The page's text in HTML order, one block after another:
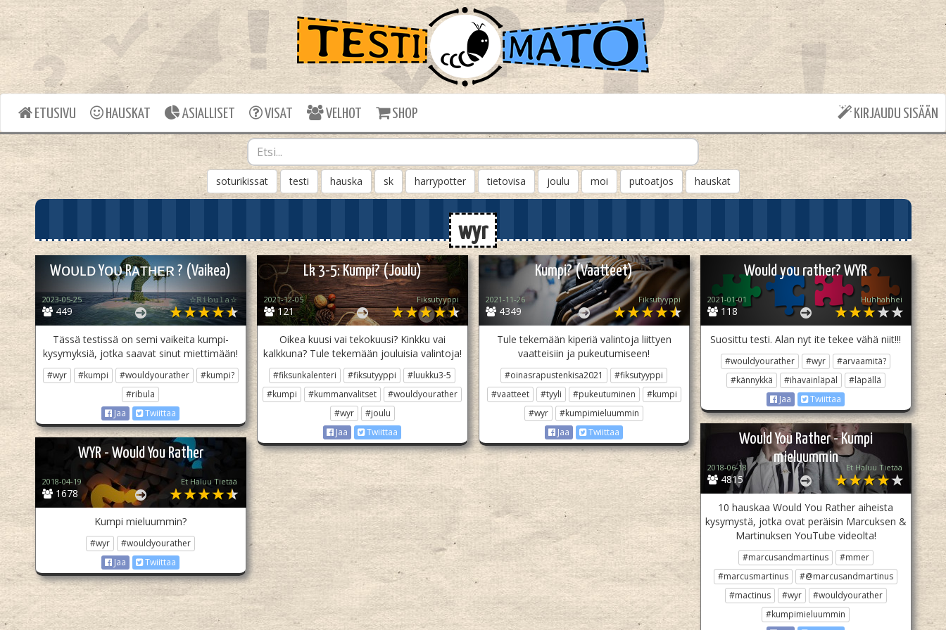
ETUSIVU HAUSKAT ASIALLISET VISAT VELHOT SHOP KIRJAUDU SISÄÄN
soturikissat testi hauska sk harrypotter tietovisa joulu moi putoatjos hauskat
wyr
Wᴏᴜʟᴅ Yᴏᴜ Rᴀᴛʜᴇʀ ? (Vaikea)
449
2023-05-25 ☆𝚁𝚒𝚋𝚞𝚕𝚊☆
Tässä testissä on semi vaikeita kumpi-
kysymyksiä, jotka saavat sinut miettimään!
#wyr #kumpi #wouldyourather
#kumpi?
#ribula
Jaa
Twiittaa
Lk 3-5: Kumpi? (Joulu)
121
2021-12-05 Fiksutyyppi
Oikea kuusi vai tekokuusi? Kinkku vai
kalkkuna? Tule tekemään jouluisia valintoja!
#fiksunkalenteri #fiksutyyppi
#luukku3-5
#kumpi
#kummanvalitset
#wouldyourather
#wyr
#joulu
Jaa
Twiittaa
Kumpi? (Vaatteet)
4349
2021-11-26 Fiksutyyppi
Tule tekemään kiperiä valintoja liittyen
vaatteisiin ja pukeutumiseen!
#oinasrapustenkisa2021
#fiksutyyppi
#vaatteet
#tyyli #pukeutuminen
#kumpi
#wyr
#kumpimieluummin
Jaa
Twiittaa
Would you rather? WYR
118
2021-01-01 Huhhahhei
Suosittu testi. Alan nyt ite tekee vähä niit!!!
#wouldyourather #wyr
#arvaamitä?
#kännykkä
#ihavainläpäl
#läpällä
Jaa
Twiittaa
Would You Rather - Kumpi
mieluummin
4815
2018-06-18 Et Haluu Tietää
10 hauskaa Would You Rather aiheista
kysymystä, jotka ovat peräisin Marcuksen &
Martinuksen YouTube videolta!
#marcusandmartinus
#mmer
#marcusmartinus
#@marcusandmartinus
#mactinus
#wyr
#wouldyourather
#kumpimieluummin
WYR - Would You Rather
1678
2018-04-19 Et Haluu Tietää
Kumpi mieluummin?
#wyr
#wouldyourather
Jaa
Twiittaa